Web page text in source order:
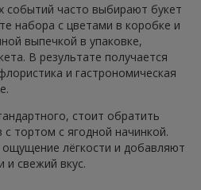
событий часто выбирают букет
набора с цветами в коробке и
выпечкой в упаковке,
В результате получается
и гастрономическая
стоит обратить
тортом с ягодной начинкой.
лёгкости и добавляют
и свежий вкус.